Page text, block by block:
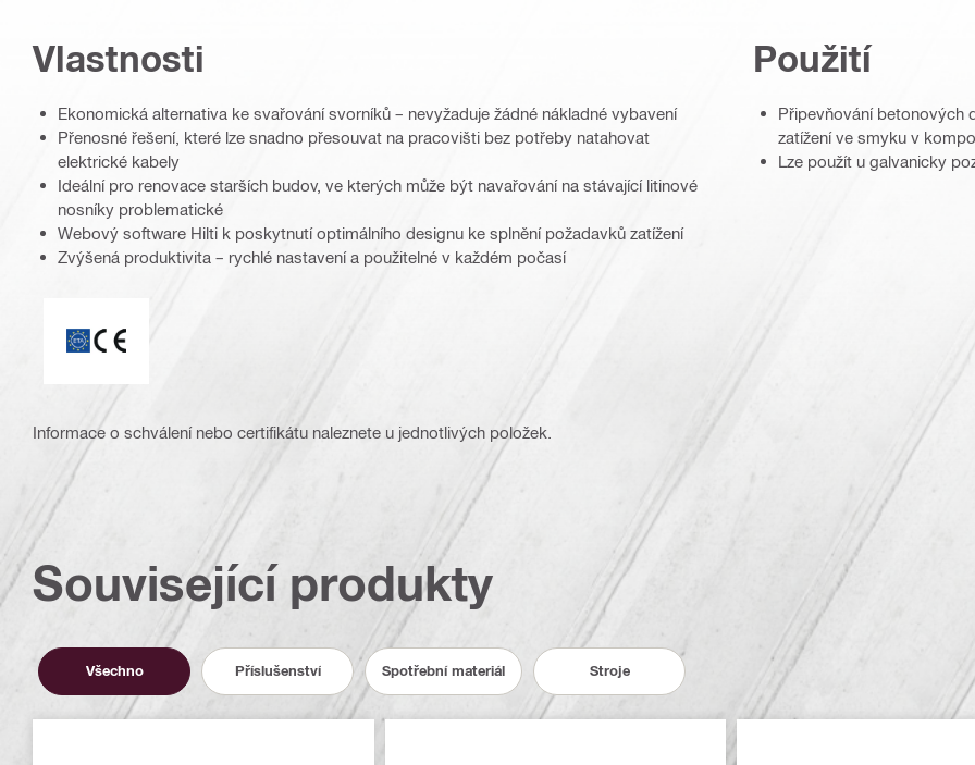
Vlastnosti
Ekonomická alternativa ke svařování svorníků – nevyžaduje žádné nákladné vybavení
Přenosné řešení, které lze snadno přesouvat na pracovišti bez potřeby natahovat
elektrické kabely
Ideální pro renovace starších budov, ve kterých může být navařování na stávající litinové
nosníky problematické
Webový software Hilti k poskytnutí optimálního designu ke splnění požadavků zatížení
Zvýšená produktivita – rychlé nastavení a použitelné v každém počasí
Použití
Připevňování betonových
zatížení ve smyku v
Lze použít u galvanicky
Informace o schválení nebo certifikátu naleznete u jednotlivých položek.
Související produkty
Všechno Příslušenství Spotřební materiál Stroje